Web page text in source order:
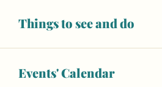
Things to see and do
Events' Calendar